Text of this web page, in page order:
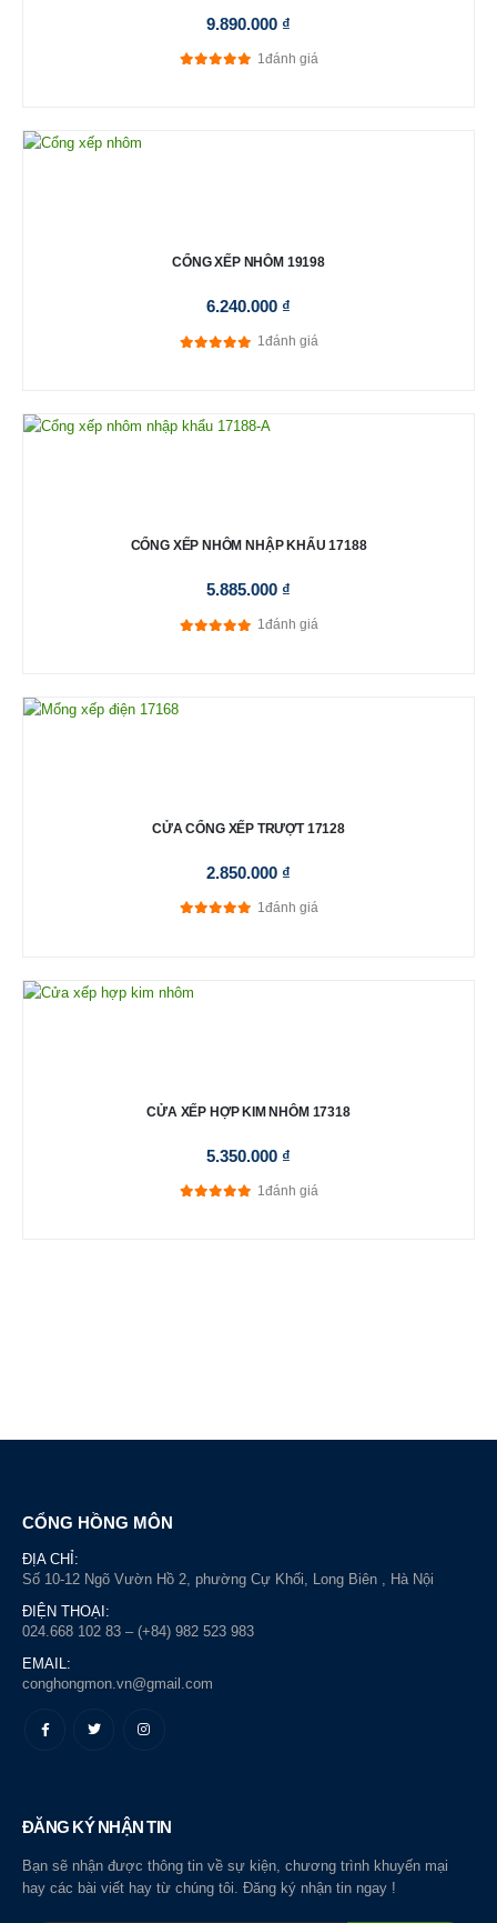
9.890.000 ₫
1 đánh giá
CỔNG XẾP NHÔM 19198
6.240.000 ₫
1đánh giá
CỔNG XẾP NHÔM NHẬP KHẨU 17188
5.885.000 ₫
1đánh giá
CỬA CỔNG XẾP TRƯỢT 17128
2.850.000 ₫
1đánh giá
CỬA XẾP HỢP KIM NHÔM 17318
5.350.000 ₫
1 đánh giá
CỔNG HỒNG MÔN
ĐỊA CHỈ:
Số 10-12 Ngõ Vườn Hồ 2, phường Cự Khối, Long Biên , Hà Nội
ĐIỆN THOẠI:
024.668 102 83 – (+84) 982 523 983
EMAIL:
conghongmon.vn@gmail.com
ĐĂNG KÝ NHẬN TIN
Bạn sẽ nhận được thông tin về sự kiện, chương trình khuyến mại
hay các bài viết hay từ chúng tôi. Đăng ký nhận tin ngay !